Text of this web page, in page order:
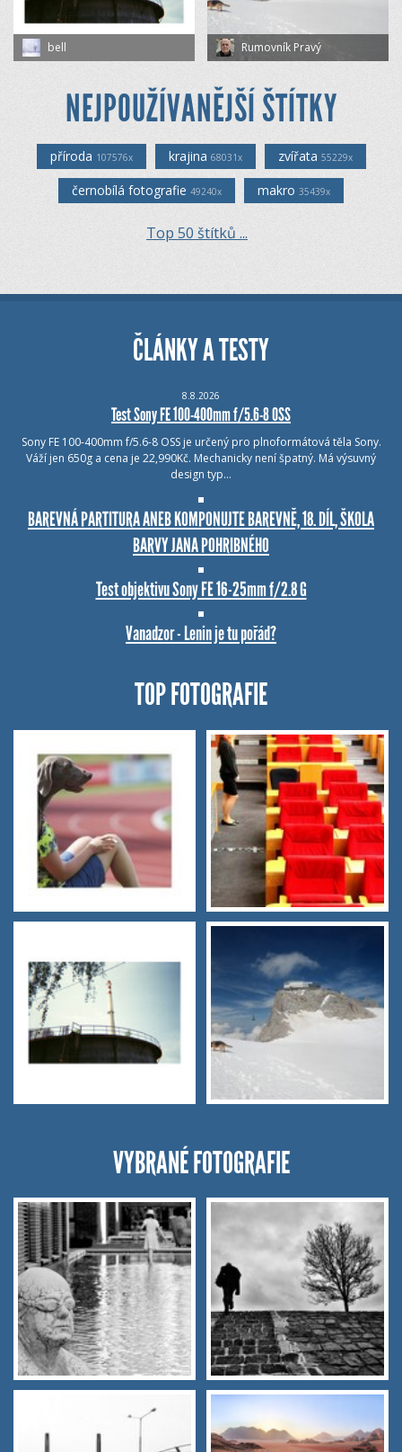
bell Rumovník Pravý
NEJPOUŽÍVANĚJŠÍ ŠTÍTKY
příroda 107576x krajina 68031x zvířata 55229x
černobílá fotografie 49240x makro 35439x
Top 50 štítků ...
ČLÁNKY A TESTY
8.8.2026
Test Sony FE 100-400mm f/5.6-8 OSS
Sony FE 100-400mm f/5.6-8 OSS je určený pro plnoformátová těla Sony.
Váží jen 650g a cena je 22,990Kč. Mechanicky není špatný. Má výsuvný
design typ…
BAREVNÁ PARTITURA ANEB KOMPONUJTE BAREVNĚ, 18. DÍL, ŠKOLA
BARVY JANA POHRIBNÉHO
Test objektivu Sony FE 16-25mm f/2.8 G
Vanadzor - Lenin je tu pořád?
TOP FOTOGRAFIE
VYBRANÉ FOTOGRAFIE